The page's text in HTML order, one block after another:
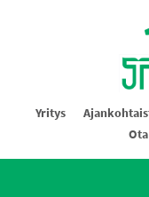
Oy
Yritys